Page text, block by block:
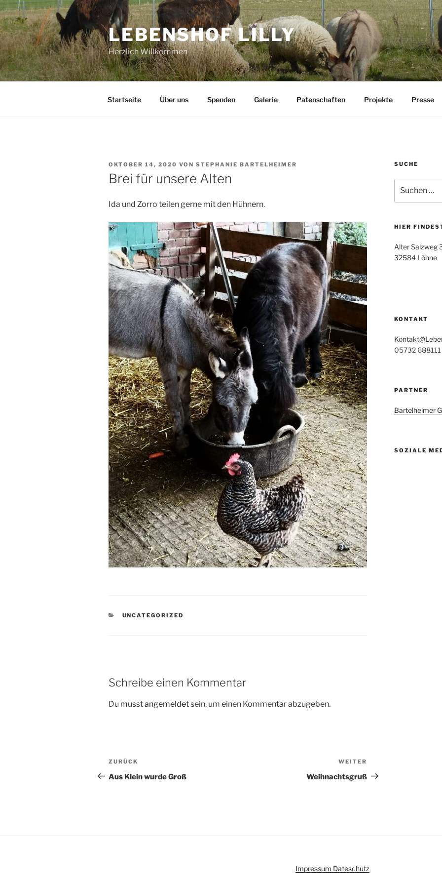
Zum
Inhalt
springen
LEBENSHOF LILLY
Herzlich Willkommen
Startseite Über uns Spenden Galerie Patenschaften Projekte Presse
VERÖFFENTLICHT
AM
OKTOBER 14, 2020 VON STEPHANIE BARTELHEIMER
Brei für unsere Alten
Ida und Zorro teilen gerne mit den Hühnern.
KATEGORIEN
UNCATEGORIZED
Schreibe einen Kommentar
Du musstangemeldetsein, um einen Kommentar abzugeben.
Beitragsnavigation
Vorheriger
Beitrag
ZURÜCK
Aus Klein wurde Groß
Beitrag
WEITER
Weihnachtsgruß
SUCHE
nach:
HIER
Alter Salzweg
32584 Löhne
KONTAKT
05732 688111
PARTNER
Bartelheimer
SOZIALE
Impressum Dateschutz